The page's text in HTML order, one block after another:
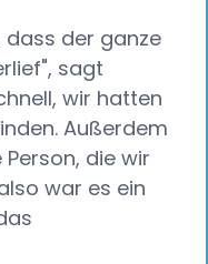
der ganze
sagt
wir hatten
Außerdem
die wir
war es ein